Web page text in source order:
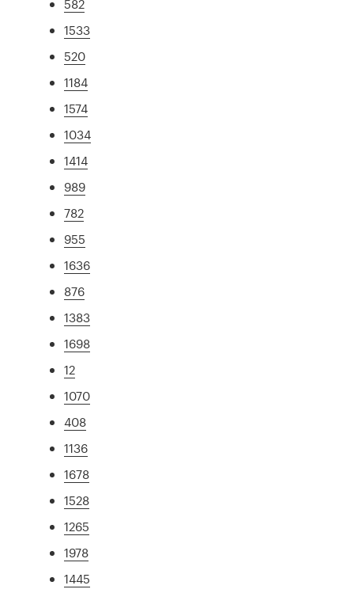
582
1533
520
1184
1574
1034
1414
989
782
955
1636
876
1383
1698
12
1070
408
1136
1678
1528
1265
1978
1445